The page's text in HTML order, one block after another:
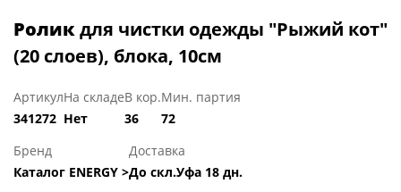
Роликдля чистки одежды "Рыжий кот"
(20 слоев), блока, 10см
Артикул
341272
На складе
Нет
В кор.
36
Мин. партия
72
Бренд
Каталог ENERGY >
Доставка
До скл.Уфа 18 дн.